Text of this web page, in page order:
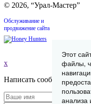
© 2026, “Урал-Мастер”
Обслуживание и
продвижение сайта
x
Написать сообщение
Этот
файлы,
анализа